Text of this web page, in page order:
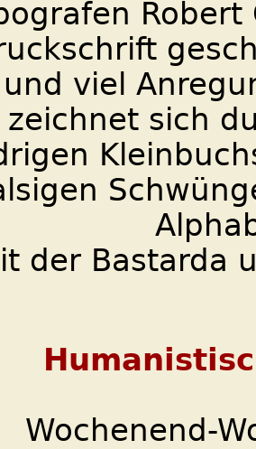
viel
sich
der Bastarda
Wochenend-